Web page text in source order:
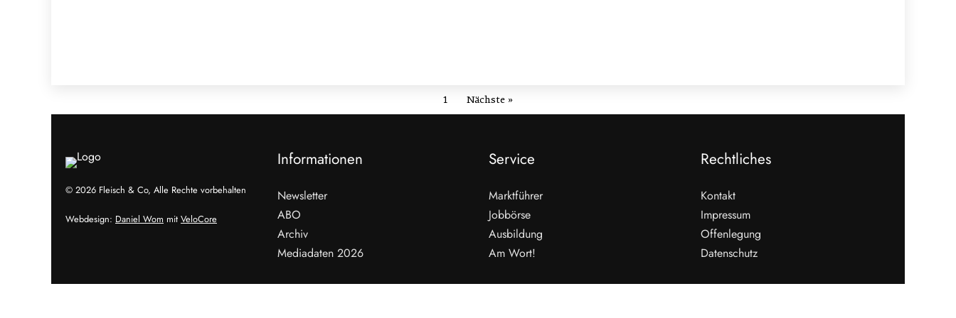
1 Nächste »
© 2026 Fleisch & Co, Alle Rechte vorbehalten
Webdesign: Daniel Wom mit VeloCore
Informationen
Newsletter
ABO
Archiv
Mediadaten 2026
Service
Marktführer
Jobbörse
Ausbildung
Am Wort!
Rechtliches
Kontakt
Impressum
Offenlegung
Datenschutz